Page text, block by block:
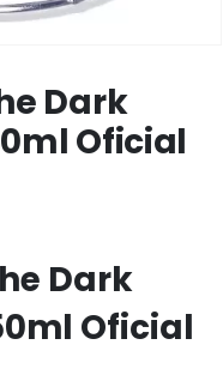
Dark
Oficial
Dark
Oficial